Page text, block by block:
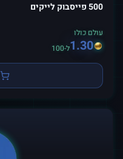
500 פייסבוק לייקים
עולם כולו
1.30ל-100